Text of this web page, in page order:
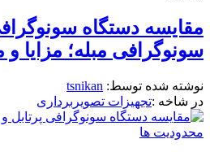
مقایسه دستگاه
سونوگرافی مبله؛ مزایا
نوشته شده توسط: tsnikan
در شاخه :تجهیزات تصویربرداری